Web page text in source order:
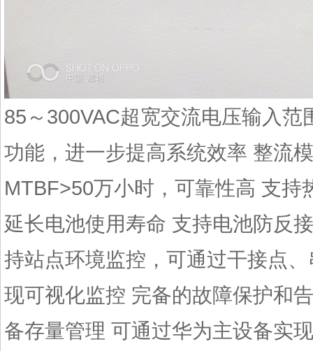
85～300VAC超宽交流电压输入
功能，进一步提高系统效率 整流
MTBF>50万小时，可靠性高 支
延长电池使用寿命 支持电池防反
持站点环境监控，可通过干接点
现可视化监控 完备的故障保护和
备存量管理 可通过华为主设备实